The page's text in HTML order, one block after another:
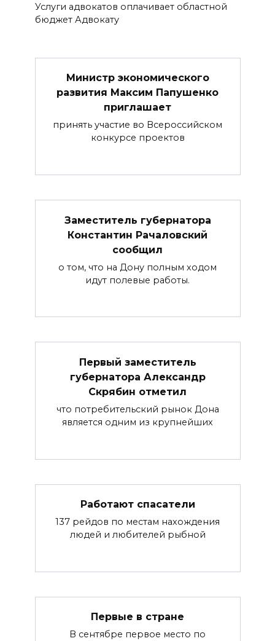
Услуги адвокатов оплачивает областной
бюджет Адвокату
Министр экономического
развития Максим Папушенко
приглашает
принять участие во Всероссийском
конкурсе проектов
Заместитель губернатора
Константин Рачаловский
сообщил
о том, что на Дону полным ходом
идут полевые работы.
Первый заместитель
губернатора Александр
Скрябин отметил
что потребительский рынок Дона
является одним из крупнейших
Работают спасатели
137 рейдов по местам нахождения
людей и любителей рыбной
Первые в стране
В сентябре первое место по